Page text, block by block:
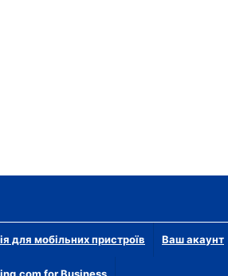
для мобільних пристроїв Ваш акаунт